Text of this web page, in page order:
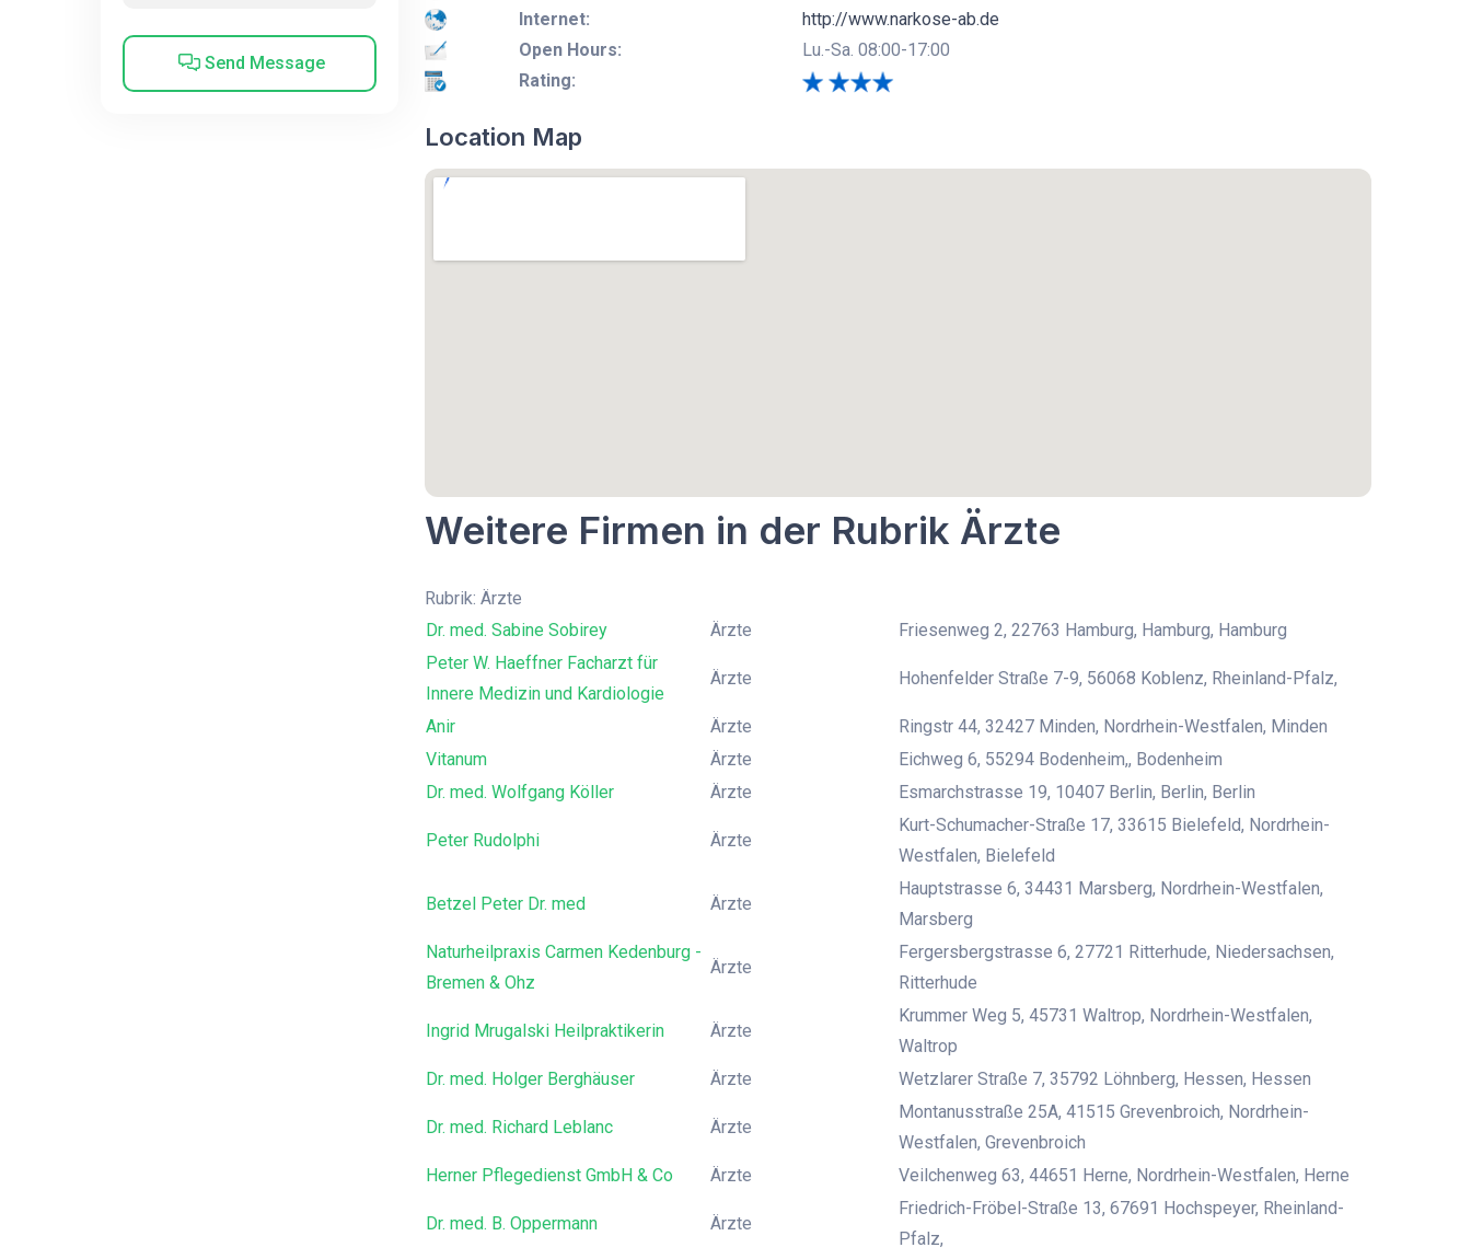
Send Message
Internet:
http://www.narkose-ab.de
Open Hours:
Lu.-Sa. 08:00-17:00
Rating:
Location Map
Weitere Firmen in der Rubrik Ärzte
Rubrik: Ärzte
Dr. med. Sabine Sobirey
Ärzte
Friesenweg 2, 22763 Hamburg, Hamburg, Hamburg
Peter W. Haeffner Facharzt für
Innere Medizin und Kardiologie
Ärzte Hohenfelder Straße 7-9, 56068 Koblenz, Rheinland-Pfalz,
Anir Ärzte
Ringstr 44, 32427 Minden, Nordrhein-Westfalen, Minden
Vitanum
Ärzte
Eichweg 6, 55294 Bodenheim,, Bodenheim
Dr. med. Wolfgang Köller
Ärzte Esmarchstrasse 19, 10407 Berlin, Berlin, Berlin
Peter Rudolphi Ärzte
Kurt-Schumacher-Straße 17, 33615 Bielefeld, Nordrhein-
Westfalen, Bielefeld
Betzel Peter Dr. med Ärzte
Hauptstrasse 6, 34431 Marsberg, Nordrhein-Westfalen,
Marsberg
Naturheilpraxis Carmen Kedenburg -
Bremen & Ohz
Ärzte
Fergersbergstrasse 6, 27721 Ritterhude, Niedersachsen,
Ritterhude
Ingrid Mrugalski Heilpraktikerin Ärzte
Krummer Weg 5, 45731 Waltrop, Nordrhein-Westfalen,
Waltrop
Dr. med. Holger Berghäuser
Ärzte Wetzlarer Straße 7, 35792 Löhnberg, Hessen, Hessen
Dr. med. Richard Leblanc Ärzte
Montanusstraße 25A, 41515 Grevenbroich, Nordrhein-
Westfalen, Grevenbroich
Herner Pflegedienst GmbH & Co
Ärzte Veilchenweg 63, 44651 Herne, Nordrhein-Westfalen, Herne
Dr. med. B. Oppermann Ärzte
Friedrich-Fröbel-Straße 13, 67691 Hochspeyer, Rheinland-
Pfalz,